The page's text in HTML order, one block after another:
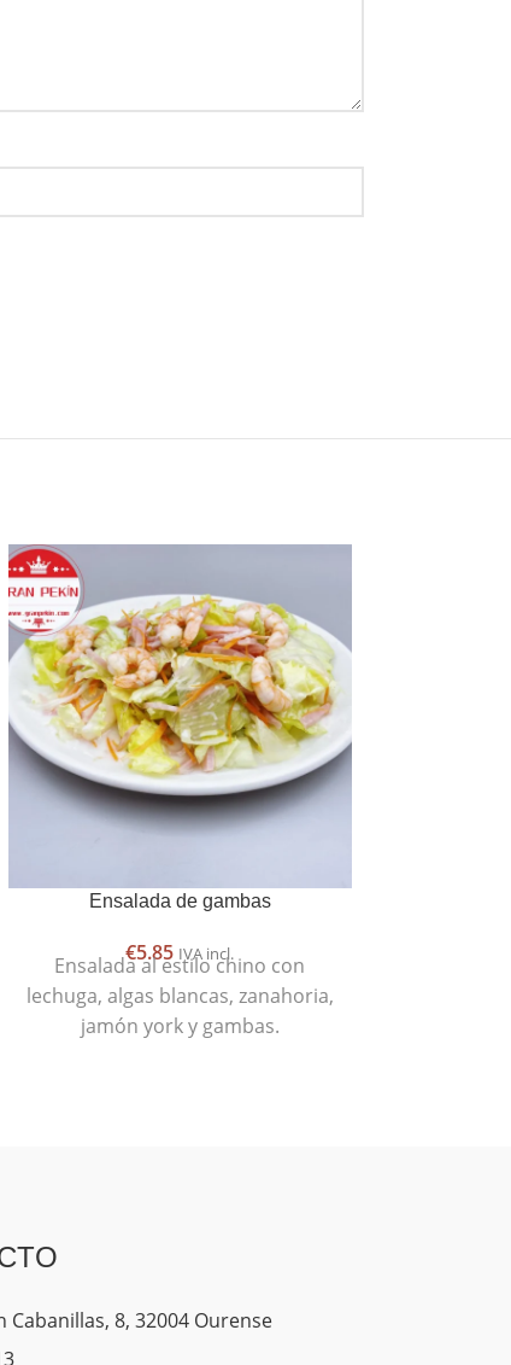
Ensalada de gambas
€5.85 IVA incl.
Ensalada al estilo chino con
lechuga, algas blancas, zanahoria,
jamón york y gambas.
Cabanillas, 8, 32004 Ourense